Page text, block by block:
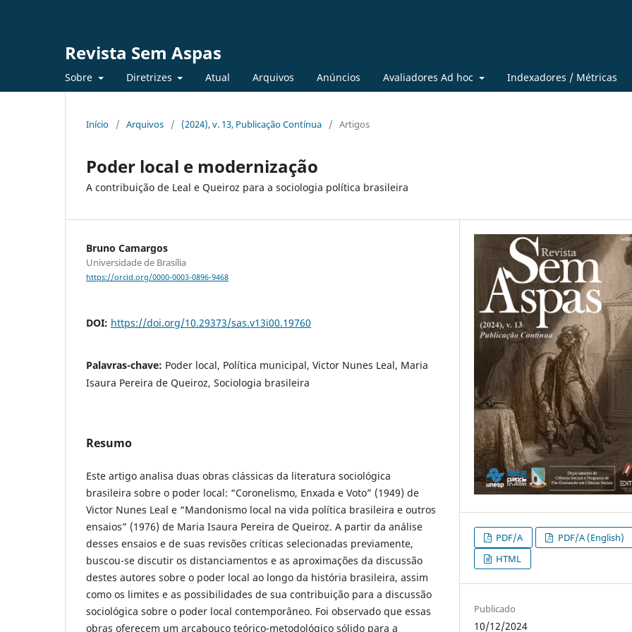
Revista Sem Aspas
Sobre Diretrizes Atual Arquivos Anúncios Avaliadores Ad hoc Indexadores / Métricas
Início / Arquivos / (2024), v. 13, Publicação Contínua / Artigos
Poder local e modernização
A contribuição de Leal e Queiroz para a sociologia política brasileira
Bruno Camargos
Universidade de Brasília
https://orcid.org/0000-0003-0896-9468
DOI: https://doi.org/10.29373/sas.v13i00.19760
Palavras-chave: Poder local, Política municipal, Victor Nunes Leal, Maria
Isaura Pereira de Queiroz, Sociologia brasileira
Resumo
Este artigo analisa duas obras clássicas da literatura sociológica
brasileira sobre o poder local: “Coronelismo, Enxada e Voto” (1949) de
Victor Nunes Leal e “Mandonismo local na vida política brasileira e outros
ensaios” (1976) de Maria Isaura Pereira de Queiroz. A partir da análise
desses ensaios e de suas revisões críticas selecionadas previamente,
buscou-se discutir os distanciamentos e as aproximações da discussão
destes autores sobre o poder local ao longo da história brasileira, assim
como os limites e as possibilidades de sua contribuição para a discussão
sociológica sobre o poder local contemporâneo. Foi observado que essas
obras oferecem um arcabouço teórico-metodológico sólido para a
PDF/A
PDF/A (English)
HTML
Publicado
10/12/2024